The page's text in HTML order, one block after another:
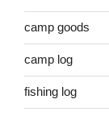
camp goods
camp log
fishing log